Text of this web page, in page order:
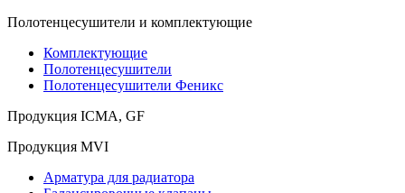
Полотенцесушители и комплектующие
Комплектующие
Полотенцесушители
Полотенцесушители Феникс
Продукция ICMA, GF
Продукция MVI
Арматура для радиатора